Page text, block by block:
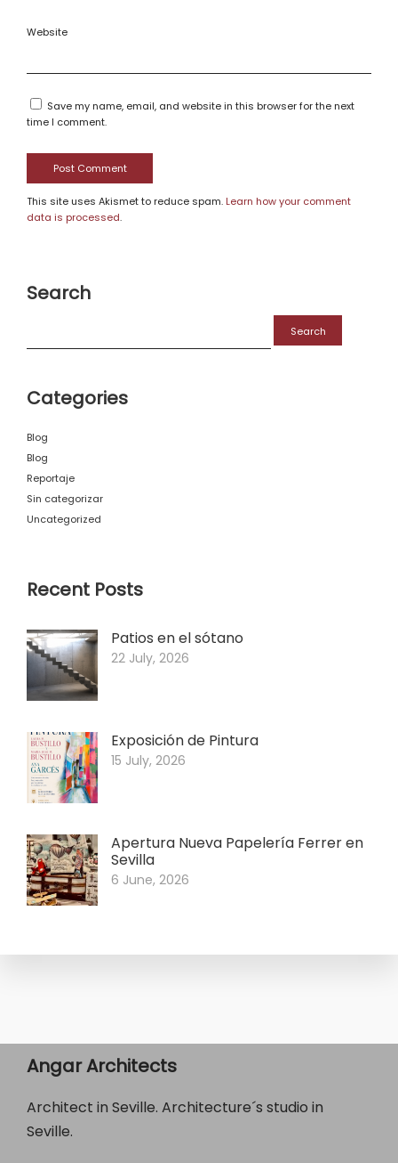
Website
Save my name, email, and website in this browser for the next
time I comment.
This site uses Akismet to reduce spam. Learn how your comment
data is processed.
Search
Categories
Blog
Blog
Reportaje
Sin categorizar
Uncategorized
Recent Posts
Patios en el sótano
22 July, 2026
Exposición de Pintura
15 July, 2026
Apertura Nueva Papelería Ferrer en
Sevilla
6 June, 2026
Angar Architects
Architect in Seville. Architecture´s studio in
Seville.